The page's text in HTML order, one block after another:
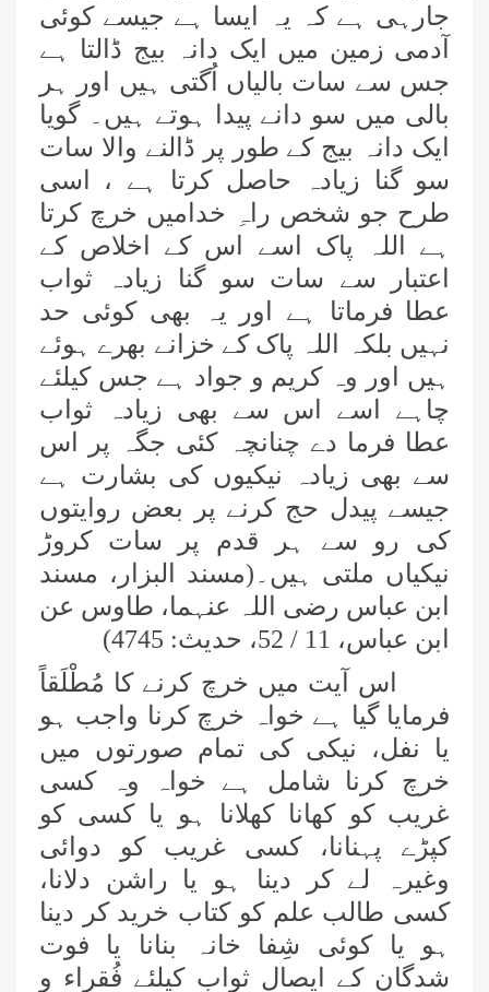
جارہی ہے کہ یہ ایسا ہے جیسے کوئی
آدمی زمین میں ایک دانہ بیج ڈالتا ہے
جس سے سات بالیاں اُگتی ہیں اور ہر
بالی میں سو دانے پیدا ہوتے ہیں۔ گویا
ایک دانہ بیج کے طور پر ڈالنے والا سات
سو گنا زیادہ حاصل کرتا ہے ، اسی
طرح جو شخص راہِ خدامیں خرچ کرتا
ہے اللہ پاک اسے اس کے اخلاص کے
اعتبار سے سات سو گنا زیادہ ثواب
عطا فرماتا ہے اور یہ بھی کوئی حد
نہیں بلکہ اللہ پاک کے خزانے بھرے ہوئے
ہیں اور وہ کریم و جواد ہے جس کیلئے
چاہے اسے اس سے بھی زیادہ ثواب
عطا فرما دے چنانچہ کئی جگہ پر اس
سے بھی زیادہ نیکیوں کی بشارت ہے
جیسے پیدل حج کرنے پر بعض روایتوں
کی رو سے ہر قدم پر سات کروڑ
نیکیاں ملتی ہیں۔(مسند البزار، مسند
ابن عباس رضی اللہ عنہما، طاوس عن
ابن عباس، 11 / 52 ، حدیث: 4745)
اس آیت میں خرچ کرنے کا مُطْلَقاً
فرمایا گیا ہے خواہ خرچ کرنا واجب ہو
یا نفل، نیکی کی تمام صورتوں میں
خرچ کرنا شامل ہے خواہ وہ کسی
غریب کو کھانا کھلانا ہو یا کسی کو
کپڑے پہنانا، کسی غریب کو دوائی
وغیرہ لے کر دینا ہو یا راشن دلانا،
کسی طالب علم کو کتاب خرید کر دینا
ہو یا کوئی شِفا خانہ بنانا یا فوت
شدگان کے ایصالِ ثواب کیلئے فُقراء و